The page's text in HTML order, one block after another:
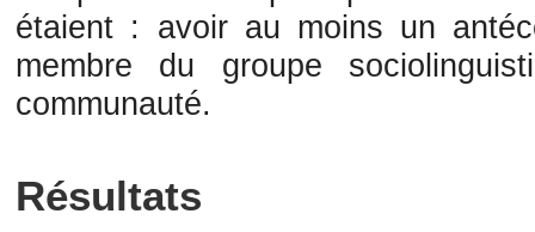
étaient : avoir au moins un
membre du groupe
communauté.
Résultats